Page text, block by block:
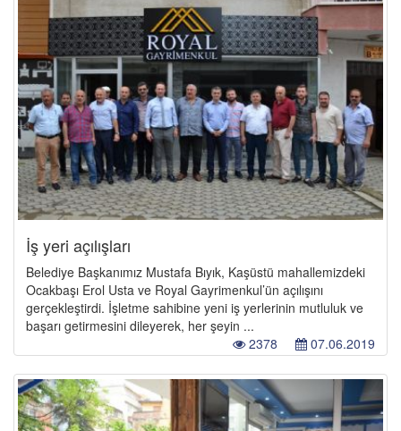
İş yeri açılışları
Belediye Başkanımız Mustafa Bıyık, Kaşüstü mahallemizdeki
Ocakbaşı Erol Usta ve Royal Gayrimenkul’ün açılışını
gerçekleştirdi. İşletme sahibine yeni iş yerlerinin mutluluk ve
başarı getirmesini dileyerek, her şeyin ...
07.06.2019
2378